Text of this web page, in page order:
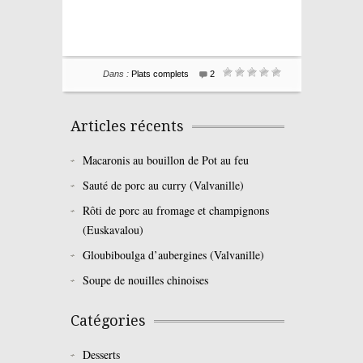
2
Dans : Plats complets
Articles récents
Macaronis au bouillon de Pot au feu
Sauté de porc au curry (Valvanille)
Rôti de porc au fromage et champignons
(Euskavalou)
Gloubiboulga d’aubergines (Valvanille)
Soupe de nouilles chinoises
Catégories
Desserts